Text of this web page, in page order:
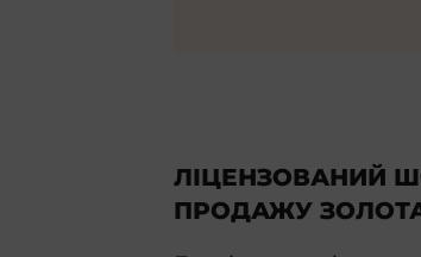
ЛІЦЕНЗОВАНИЙ
ПРОДАЖУ ЗОЛОТА